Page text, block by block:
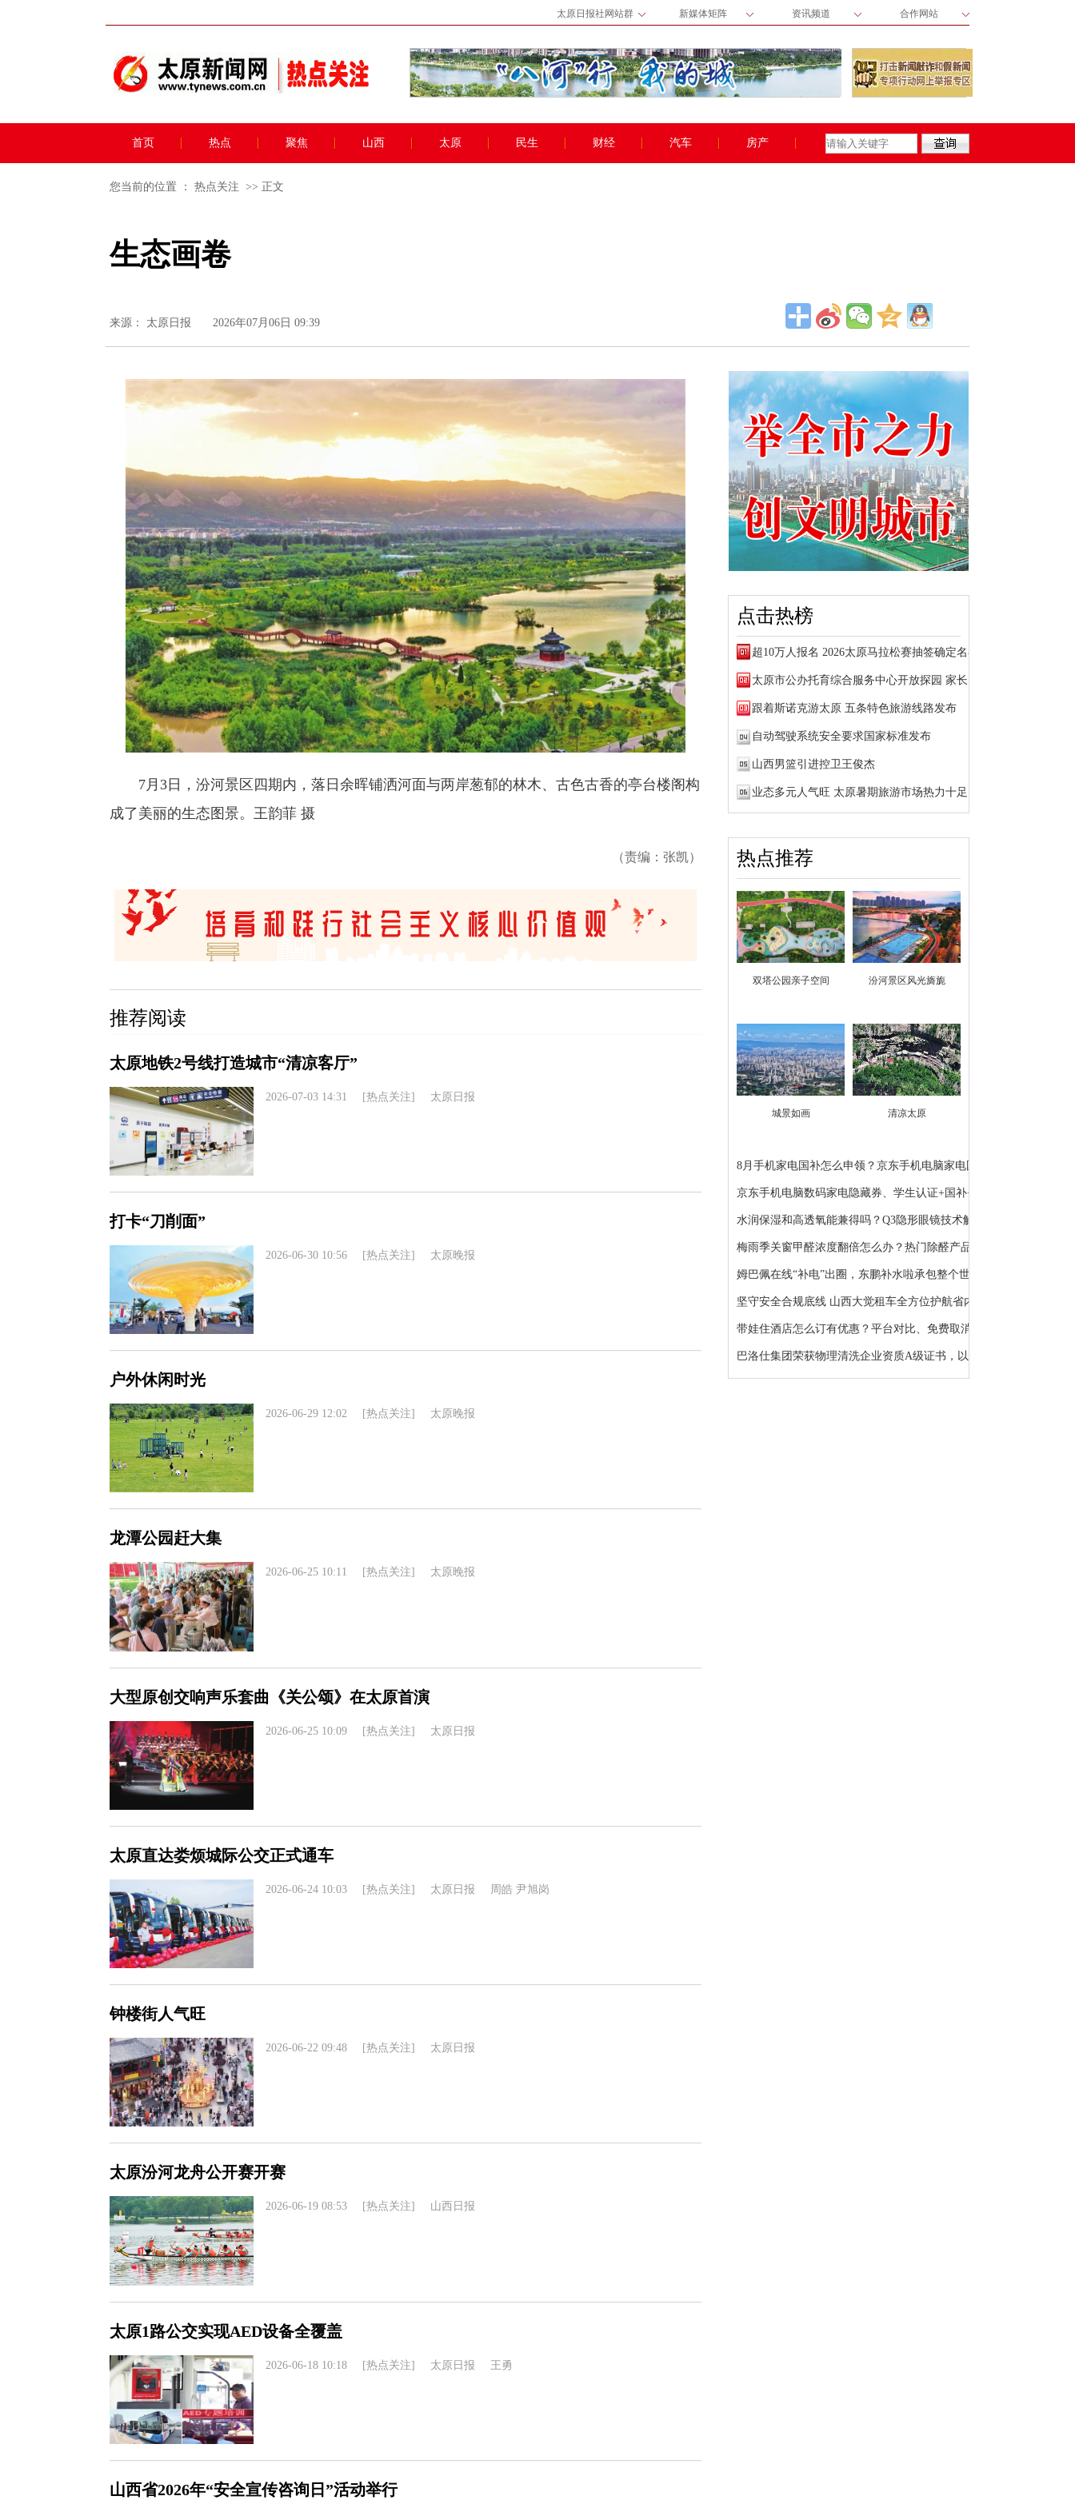
太原日报社网站群 新媒体矩阵 资讯频道 合作网站
首页 热点 聚焦 山西 太原 民生 财经 汽车 房产
您当前的位置 ： 热点关注 >> 正文
生态画卷
来源： 太原日报 2026年07月06日 09:39
7月3日，汾河景区四期内，落日余晖铺洒河面与两岸葱郁的林木、古色古香的亭台楼阁构
成了美丽的生态图景。王韵菲 摄
（责编：张凯）
点击热榜
超10万人报名 2026太原马拉松赛抽签确定名额
跟着斯诺克游太原 五条特色旅游线路发布
自动驾驶系统安全要求国家标准发布
山西男篮引进控卫王俊杰
业态多元人气旺 太原暑期旅游市场热力十足
热点推荐
双塔公园亲子空间 汾河景区风光旖旎
城景如画 清凉太原
8月手机家电国补怎么申领？京东手机电脑家电国补领...
京东手机电脑数码家电隐藏券、学生认证+国补+苹果...
水润保湿和高透氧能兼得吗？Q3隐形眼镜技术解析：...
梅雨季关窗甲醛浓度翻倍怎么办？热门除醛产品推荐
姆巴佩在线“补电”出圈，东鹏补水啦承包整个世界...
坚守安全合规底线 山西大觉租车全方位护航省内各类...
带娃住酒店怎么订有优惠？平台对比、免费取消、避...
巴洛仕集团荣获物理清洗企业资质A级证书，以顶级资...
推荐阅读
太原地铁2号线打造城市“清凉客厅”
2026-07-03 14:31 [热点关注] 太原日报
打卡“刀削面”
2026-06-30 10:56 [热点关注] 太原晚报
户外休闲时光
2026-06-29 12:02 [热点关注] 太原晚报
龙潭公园赶大集
2026-06-25 10:11 [热点关注] 太原晚报
大型原创交响声乐套曲《关公颂》在太原首演
2026-06-25 10:09 [热点关注] 太原日报
太原直达娄烦城际公交正式通车
2026-06-24 10:03 [热点关注] 太原日报 周皓 尹旭岗
钟楼街人气旺
2026-06-22 09:48 [热点关注] 太原日报
太原汾河龙舟公开赛开赛
2026-06-19 08:53 [热点关注] 山西日报
太原1路公交实现AED设备全覆盖
2026-06-18 10:18 [热点关注] 太原日报 王勇
山西省2026年“安全宣传咨询日”活动举行